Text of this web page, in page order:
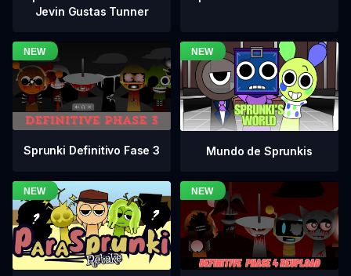
Jevin Gustas Tunner
Sprunki Definitivo Fase 3 Mundo de Sprunkis